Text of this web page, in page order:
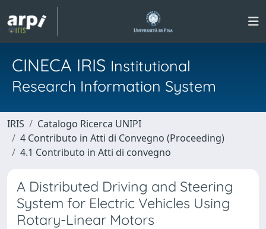
CINECA IRIS Institutional
Research Information System
IRIS
Catalogo Ricerca UNIPI
4 Contributo in Atti di Convegno (Proceeding)
4.1 Contributo in Atti di convegno
A Distributed Driving and Steering
System for Electric Vehicles Using
Rotary-Linear Motors